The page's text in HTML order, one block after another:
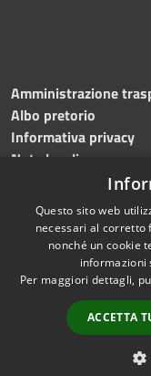
Amministrazione
Albo pretorio
Informativa privacy
Note legali
Dichiarazione di
Accessibilità
Questo sito web
necessari al corretto
nonché un cookie
informazioni
Per maggiori dettagli,
ACCETTA